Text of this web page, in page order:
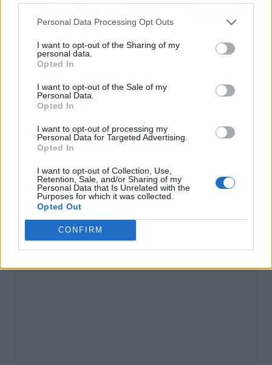
Personal Data Processing Opt Outs
I want to opt-out of the Sharing of my
personal data.
Opted In
I want to opt-out of the Sale of my
Personal Data.
Opted In
I want to opt-out of processing my
Personal Data for Targeted Advertising.
Opted In
I want to opt-out of Collection, Use,
Retention, Sale, and/or Sharing of my
Personal Data that Is Unrelated with the
Purposes for which it was collected.
Opted Out
CONFIRM
Publicidad